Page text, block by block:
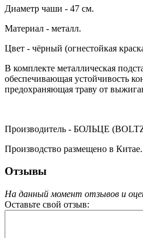
Диаметр чаши - 47 см.
Материал - металл.
Цвет - чёрный (огнестойкая
В комплекте металлическая
обеспечивающая устойчивость
предохраняющая траву от
Производитель - БОЛЬЦЕ
Производство размещено в Китае.
Отзывы
На данный момент отзывов и
Оставьте свой отзыв: